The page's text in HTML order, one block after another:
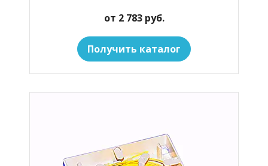
от 2 783 руб.
Получить каталог